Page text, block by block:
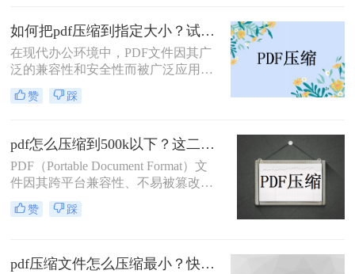
压缩PDF的方法。
如何把pdf压缩到指定大小？试试这4种压缩方法！
在现代办公环境中，PDF文件因其广
泛的兼容性和安全性而被广泛应用。
然而，当这些文件过大时，会带来传
输不便、占用过多存储空间等问题。
变得尤为重要。本文将详细介绍四种
常用的方法，帮助您轻松应对这一挑
战。
赞 踩
pdf怎么压缩到500k以下？这二种压缩方法你可以轻松学会！
PDF（Portable Document Format）文
件因其跨平台兼容性、不易被篡改的
特性以及保持文档格式一致性的能
力，在日常办公和文件分享中得到了
上传、发送或存储。那么pdf怎么压缩
赞 踩
pdf压缩文件怎么压缩最小？快来试着使用这三种压缩方法！